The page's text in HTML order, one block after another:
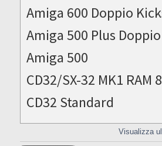
Amiga 600 Doppio
Amiga 500 Plus
Amiga 500
CD32/SX-32 MK1 RAM
CD32 Standard
Visualizza